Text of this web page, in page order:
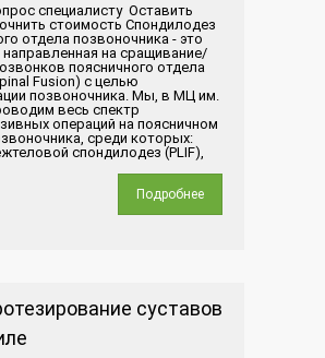
специалисту Оставить
стоимость Спондилодез
отдела позвоночника - это
направленная на сращивание/
поясничного отдела
Fusion) с целью
позвоночника. Мы, в МЦ им.
весь спектр
операций на поясничном
среди которых:
спондилодез (PLIF),
Подробнее
суставов